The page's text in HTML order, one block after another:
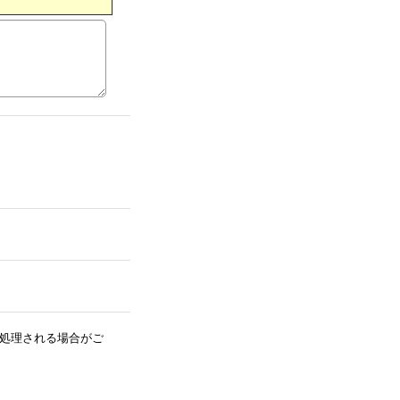
理される場合がご